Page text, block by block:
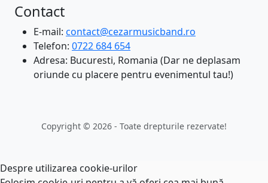
Contact
E-mail: contact@cezarmusicband.ro
Telefon: 0722 684 654
Adresa: Bucuresti, Romania (Dar ne deplasam
oriunde cu placere pentru evenimentul tau!)
Copyright © 2026 - Toate drepturile rezervate!
Despre utilizarea cookie-urilor